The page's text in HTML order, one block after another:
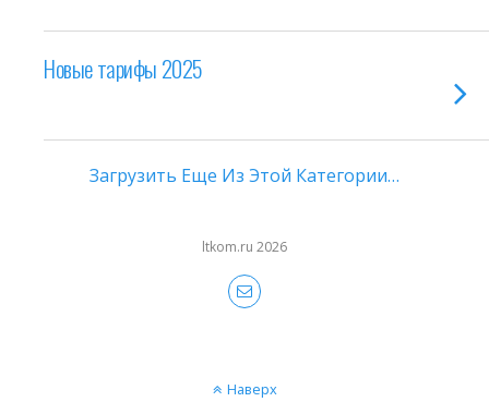
Новые тарифы 2025
Загрузить Еще Из Этой Категории…
ltkom.ru 2026
Наверх